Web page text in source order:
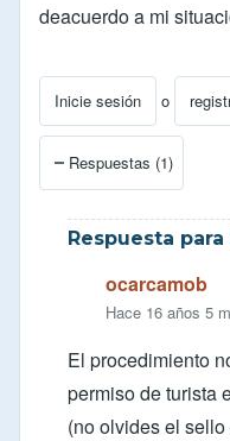
deacuerdo a mi
Inicie sesión o
Respuestas (1)
Respuesta para
ocarcamob
Hace 16 años 5
El procedimiento
permiso de turista
(no olvides el